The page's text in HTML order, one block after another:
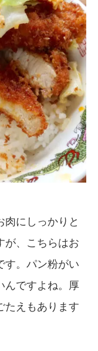
肉にしっかりと
が、こちらはお
す。パン粉がい
んですよね。厚
たえもあります